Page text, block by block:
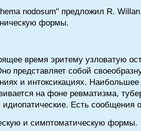
nodosum" предложил R.
формы.
время эритему узловатую
представляет собой
и интоксикациях.
на фоне ревматизма,
Есть сообщения
и симптоматическую формы.